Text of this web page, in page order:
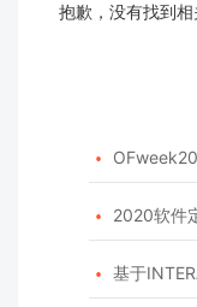
抱歉，没有找到

 2020软件
 基于